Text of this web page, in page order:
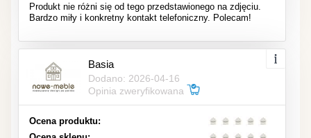
Produkt nie różni się od tego przedstawionego na zdjęciu.
Bardzo miły i konkretny kontakt telefoniczny. Polecam!
Basia
Dodano: 2026-04-16
Opinia zweryfikowana
Ocena produktu: